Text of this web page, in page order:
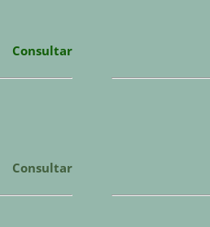
Consultar
Consultar